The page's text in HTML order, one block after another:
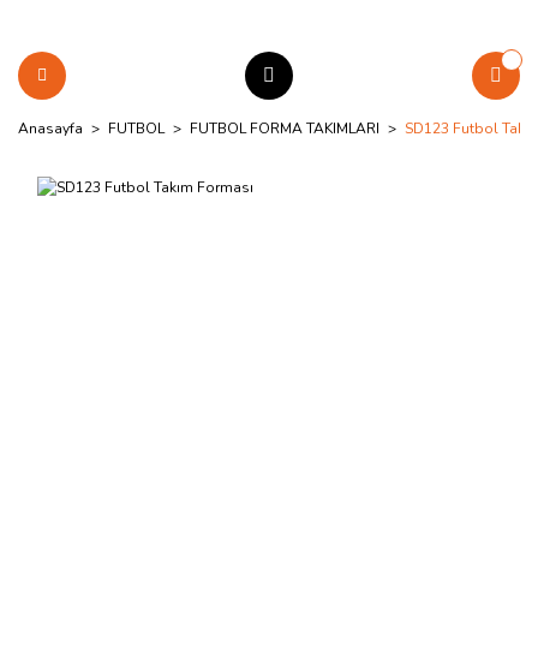
Anasayfa FUTBOL FUTBOL FORMA TAKIMLARI SD123 Futbol